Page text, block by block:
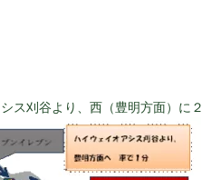
ス刈谷より、西（豊明方面）に２